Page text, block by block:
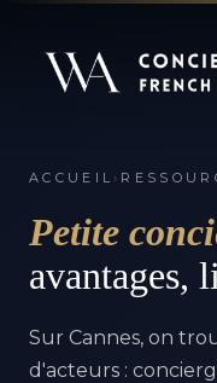
ACCUEIL ›
Petite
avantages,
Sur Cannes, on
d'acteurs :